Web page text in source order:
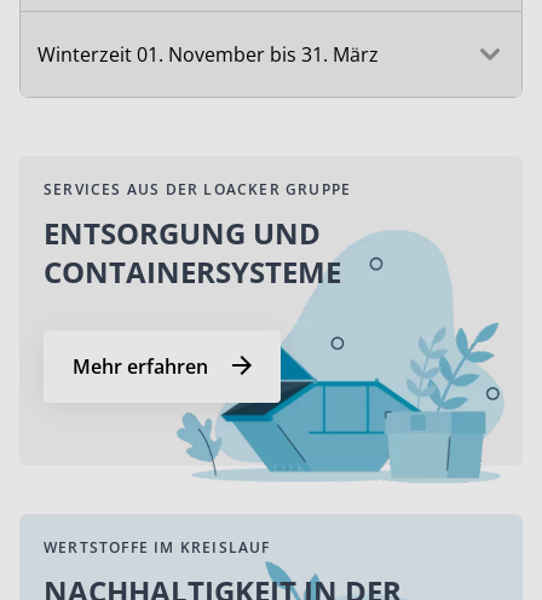
Winterzeit 01. November bis 31. März
SERVICES AUS DER LOACKER GRUPPE
ENTSORGUNG UND
CONTAINERSYSTEME
Mehr erfahren
WERTSTOFFE IM KREISLAUF
NACHHALTIGKEIT IN DER